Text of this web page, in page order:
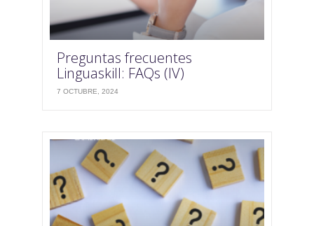
Preguntas frecuentes
Linguaskill: FAQs (IV)
7 OCTUBRE, 2024